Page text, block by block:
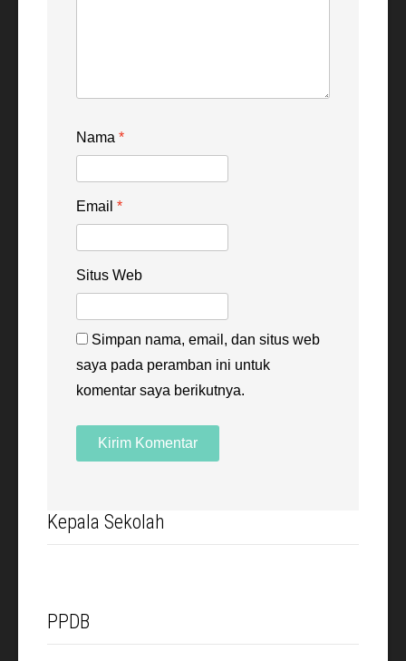
Nama *
Email *
Situs Web
Simpan nama, email, dan situs web
saya pada peramban ini untuk
komentar saya berikutnya.
Kepala Sekolah
PPDB